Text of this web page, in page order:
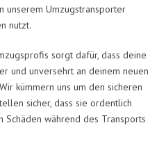
unserem Umzugstransporter
nutzt.
sorgt dafür, dass deine
und unversehrt an deinem neuen
kümmern uns um den sicheren
sicher, dass sie ordentlich
Schäden während des Transports